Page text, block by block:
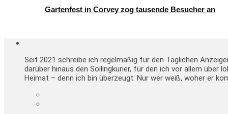
Gartenfest in Corvey zog tausende Besucher an
Seit 2021 schreibe ich regelmäßig für den Täglichen
darüber hinaus den Sollingkurier, für den ich vor allem über
Heimat – denn ich bin überzeugt: Nur wer weiß, woher er